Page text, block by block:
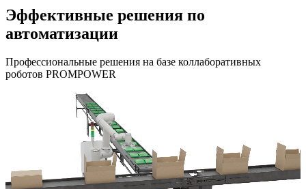
Эффективные решения по
автоматизации
Профессиональные решения на базе коллаборативных
роботов PROMPOWER